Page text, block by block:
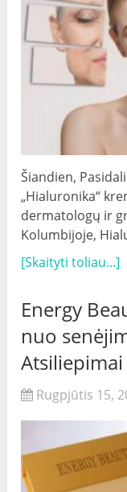
Šiandien,
„Hialuronika“
dermatologų ir
Kolumbijoje,
[Skaityti toliau...]
Energy
nuo
Atsiliepimai
Rugpjūtis 15,